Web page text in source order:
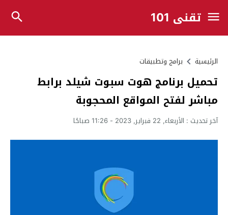
تقني 101
الرئيسية برامج وتطبيقات
تحميل برنامج هوت سبوت شيلد برابط
مباشر لفتح المواقع المحجوبة
آخر تحديث : الأربعاء, 22 فبراير, 2023 - 11:26 صباحًا